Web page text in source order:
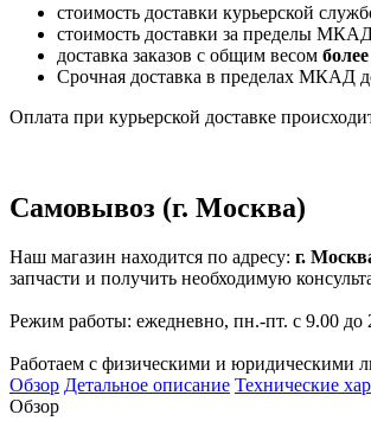
стоимость доставки курьерской
стоимость доставки за пределы
доставка заказов с общим весом
Срочная доставка в пределах МКАД
Оплата при курьерской доставке
Самовывоз (г. Москва)
Наш магазин находится по адресу: г.
запчасти и получить необходимую
Режим работы: ежедневно, пн.-пт. с 9.00 до
Работаем с физическими и юридическими
Обзор Детальное описание Технические
Обзор